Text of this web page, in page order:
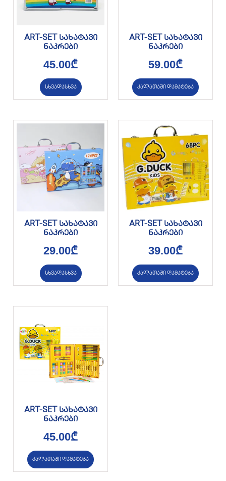
ART-SET სახატავი
ნაკრები
45.00₾
სხვადასხვა
ART-SET სახატავი
ნაკრები
59.00₾
კალათაში დამატება
ART-SET სახატავი
ნაკრები
29.00₾
სხვადასხვა
ART-SET სახატავი
ნაკრები
39.00₾
კალათაში დამატება
ART-SET სახატავი
ნაკრები
45.00₾
კალათაში დამატება